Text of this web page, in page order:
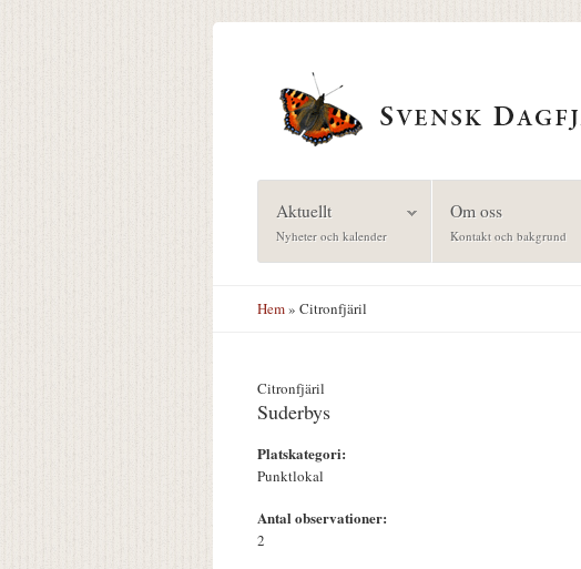
Aktuellt
Nyheter och kalender
Om oss
Kontakt och bakgrund
Hem» Citronfjäril
Citronfjäril
Suderbys
Platskategori:
Punktlokal
Antal observationer:
2